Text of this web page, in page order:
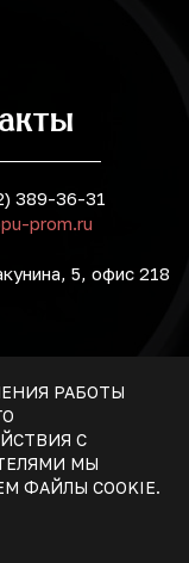
389-36-31
prom.ru
5, офис 218
2026.
БЕЗ
ДАННЫХ
ДАННЫХ
РАБОТЫ
С
МЫ
ФАЙЛЫ COOKIE.